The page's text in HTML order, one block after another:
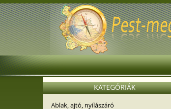
KATEGÓRIÁK
Ablak, ajtó, nyílászáró